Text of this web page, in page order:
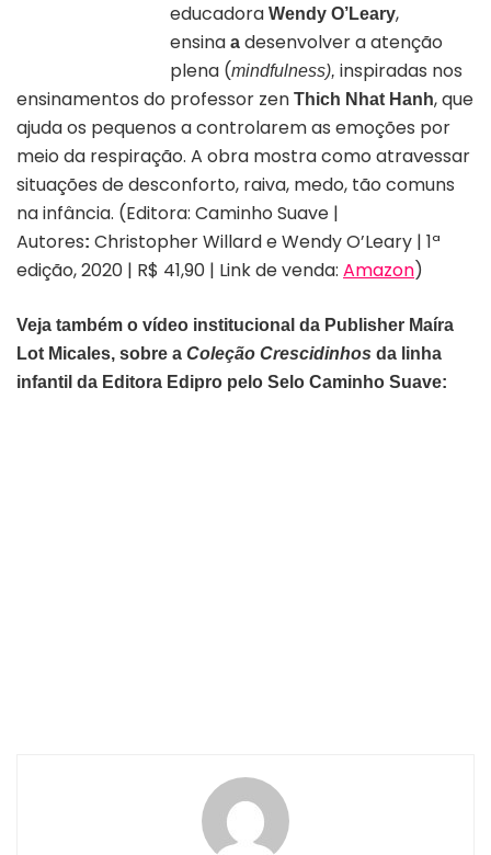
educadora Wendy O’Leary,
ensina a desenvolver a atenção
plena (mindfulness), inspiradas nos
ensinamentos do professor zen Thich Nhat Hanh, que
ajuda os pequenos a controlarem as emoções por
meio da respiração. A obra mostra como atravessar
situações de desconforto, raiva, medo, tão comuns
na infância. (Editora: Caminho Suave |
Autores: Christopher Willard e Wendy O’Leary | 1ª
edição, 2020 | R$ 41,90 | Link de venda: Amazon)
Veja também o vídeo institucional da Publisher Maíra
Lot Micales, sobre a Coleção Crescidinhos da linha
infantil da Editora Edipro pelo Selo Caminho Suave: